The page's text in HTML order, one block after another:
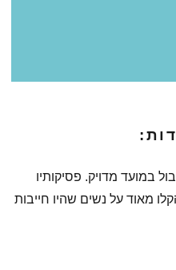
במועד מדויק. פסיקותיו
מאוד על נשים שהיו חייבות